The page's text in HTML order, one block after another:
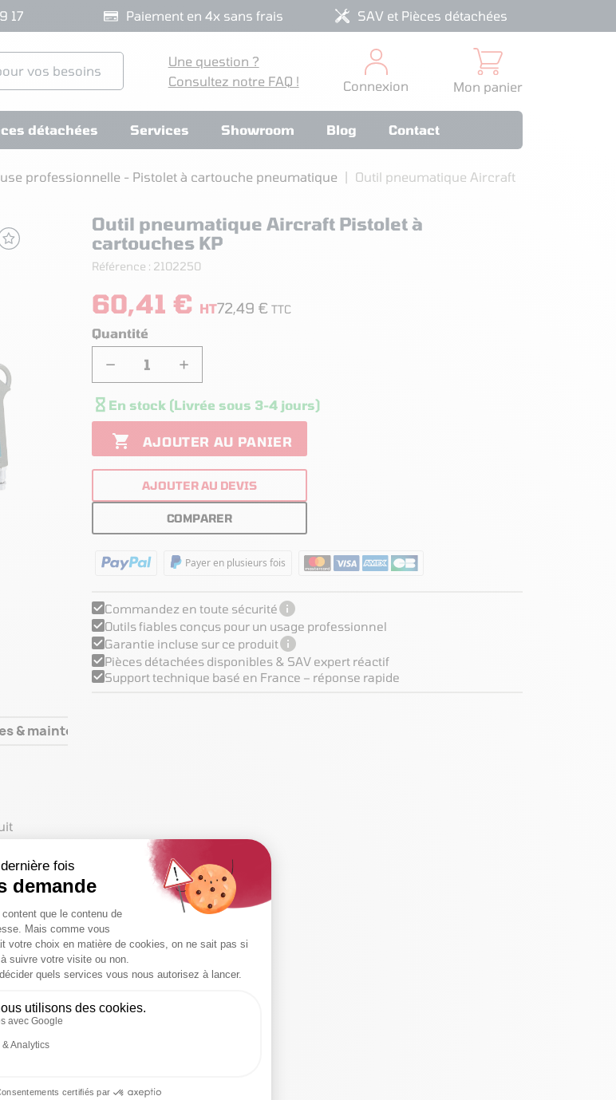
17 Paiement en 4x sans frais SAV et Pièces détachées
Une question ?
Consultez notre FAQ !
Connexion Mon panier
détachées Services Showroom Blog Contact
professionnelle - Pistolet à cartouche pneumatique
Outil pneumatique Aircraft
& maintenance
Outil pneumatique Aircraft Pistolet à
cartouches KP
Référence : 2102250
60,41 € HT72,49 € TTC
Quantité
− +
 En stock (Livrée sous 3-4 jours)
 AJOUTER AU PANIER
AJOUTER AU DEVIS
COMPARER
Payer en plusieurs fois
Commandez en toute sécurité
Outils fiables conçus pour un usage professionnel
Garantie incluse sur ce produit
Pièces détachées disponibles & SAV expert réactif
Support technique basé en France – réponse rapide